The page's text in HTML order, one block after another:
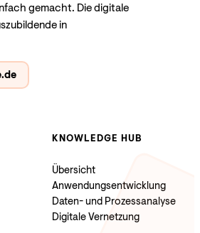
gemacht. Die digitale
in
KNOWLEDGE HUB
Übersicht
Anwendungsentwicklung
Daten- und Prozessanalyse
Digitale Vernetzung